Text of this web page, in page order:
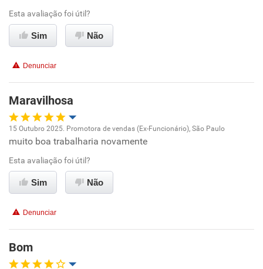
Ambiente de trabalho
Benefícios
Recomenda esta empresa
Esta avaliação foi útil?
Sim Não
Denunciar
Maravilhosa
Oportunidade de promoção
Ambiente de trabalho
Benefícios
Recomenda esta empresa
15 Outubro 2025. Promotora de vendas (Ex-Funcionário), São Paulo
muito boa trabalharia novamente
Esta avaliação foi útil?
Sim Não
Denunciar
Bom